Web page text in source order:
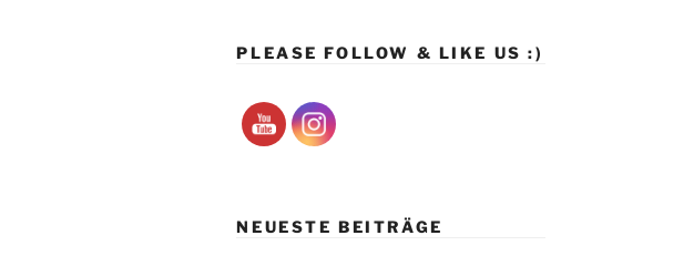
PLEASE FOLLOW & LIKE US :)
NEUESTE BEITRÄGE